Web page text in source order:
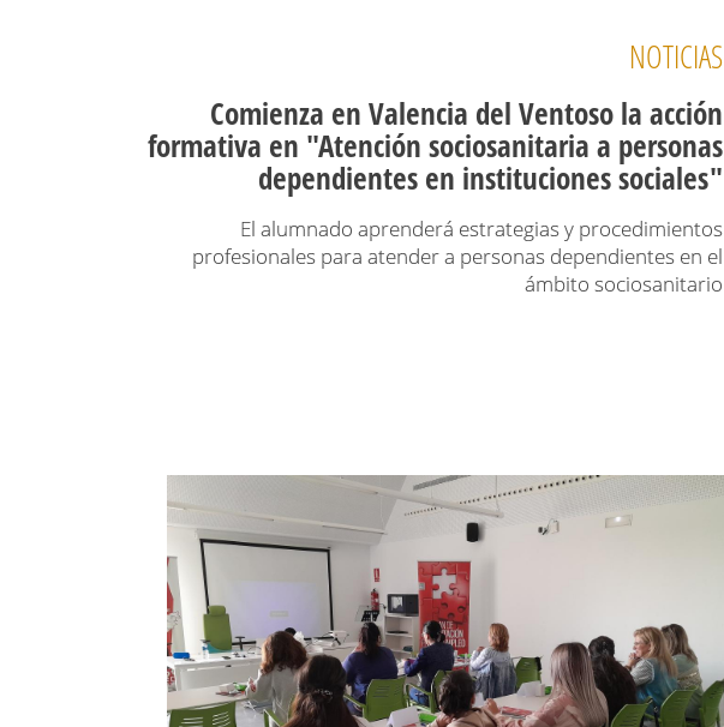
NOTICIAS
Comienza en Valencia del Ventoso la acción
formativa en "Atención sociosanitaria a personas
dependientes en instituciones sociales"
El alumnado aprenderá estrategias y procedimientos
profesionales para atender a personas dependientes en el
ámbito sociosanitario